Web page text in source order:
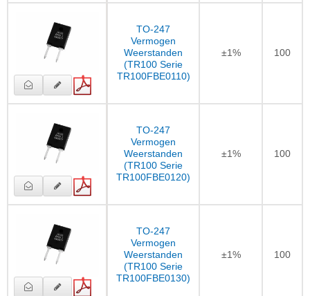
TO-247
Vermogen
Weerstanden
(TR100 Serie
TR100FBE0110)
±1% 100
TO-247
Vermogen
Weerstanden
(TR100 Serie
TR100FBE0120)
±1% 100
TO-247
Vermogen
Weerstanden
(TR100 Serie
TR100FBE0130)
±1% 100